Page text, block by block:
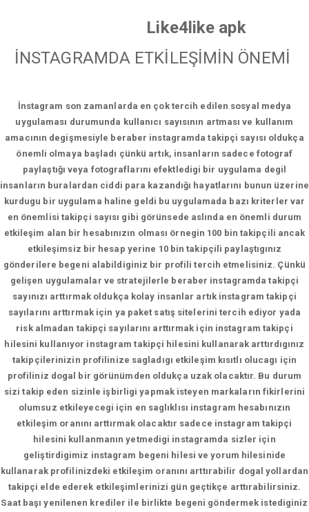
Like4like apk
İNSTAGRAMDA ETKİLEŞİMİN ÖNEMİ
İnstagram son zamanlarda en çok tercih edilen sosyal medya
uygulaması durumunda kullanıcı sayısının artması ve kullanım
amacının degişmesiyle beraber instagramda takipçi sayısı oldukça
önemli olmaya başladı çünkü artık, insanların sadece fotograf
paylaştığı veya fotograflarını efektledigi bir uygulama degil
insanların buralardan ciddi para kazandığı hayatlarını bunun üzerine
kurdugu bir uygulama haline geldi bu uygulamada bazı kriterler var
en önemlisi takipçi sayısı gibi görünsede aslında en önemli durum
etkileşim alan bir hesabınızın olması örnegin 100 bin takipçili ancak
etkileşimsiz bir hesap yerine 10 bin takipçili paylaştıgınız
gönderilere begeni alabildiginiz bir profili tercih etmelisiniz. Çünkü
gelişen uygulamalar ve stratejilerle beraber instagramda takipçi
sayınızı arttırmak oldukça kolay insanlar artık instagram takipçi
sayılarını arttırmak için ya paket satış sitelerini tercih ediyor yada
risk almadan takipçi sayılarını arttırmak için instagram takipçi
hilesini kullanıyor instagram takipçi hilesini kullanarak arttırdıgınız
takipçilerinizin profilinize sagladıgı etkileşim kısıtlı olucagı için
profiliniz dogal bir görünümden oldukça uzak olacaktır. Bu durum
sizi takip eden sizinle işbirligi yapmak isteyen markaların fikirlerini
olumsuz etkileyecegi için en saglıklısı instagram hesabınızın
etkileşim oranını arttırmak olacaktır sadece instagram takipçi
hilesini kullanmanın yetmedigi instagramda sizler için
geliştirdigimiz instagram begeni hilesi ve yorum hilesinide
kullanarak profilinizdeki etkileşim oranını arttırabilir dogal yollardan
takipçi elde ederek etkileşimlerinizi gün geçtikçe arttırabilirsiniz.
Saat başı yenilenen krediler ile birlikte begeni göndermek istediginiz